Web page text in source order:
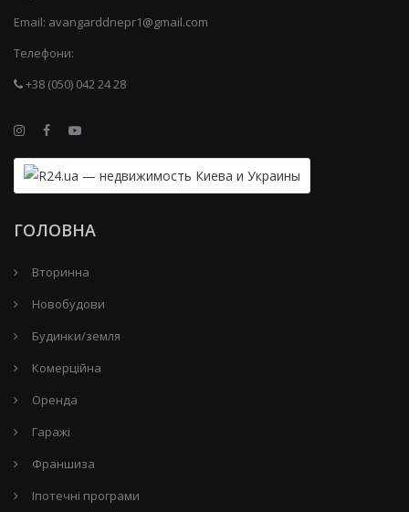
Email: avangarddnepr1@gmail.com
Телефони:
+38 (050) 042 24 28
ГОЛОВНА
Вторинна
Новобудови
Будинки/земля
Комерційна
Оренда
Гаражі
Франшиза
Іпотечні програми